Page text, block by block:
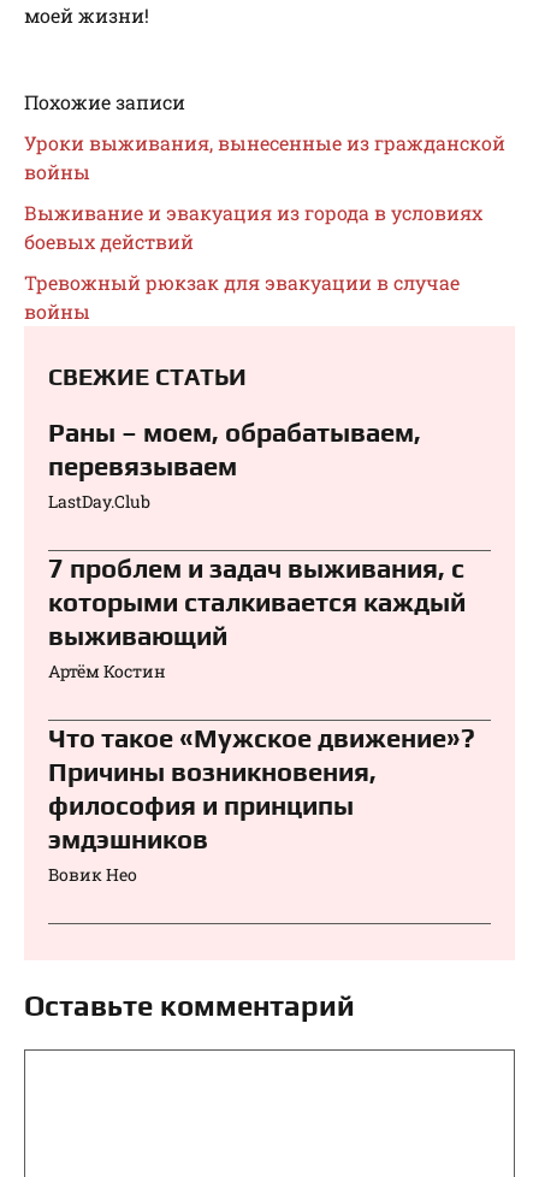
моей жизни!
Похожие записи
Уроки выживания, вынесенные из гражданской
войны
Выживание и эвакуация из города в условиях
боевых действий
Тревожный рюкзак для эвакуации в случае
войны
СВЕЖИЕ СТАТЬИ
Раны – моем, обрабатываем,
перевязываем⁠⁠
LastDay.Club
7 проблем и задач выживания, с
которыми сталкивается каждый
выживающий
Артём Костин
Что такое «Мужское движение»?
Причины возникновения,
философия и принципы
эмдэшников
Вовик Нео
Оставьте комментарий